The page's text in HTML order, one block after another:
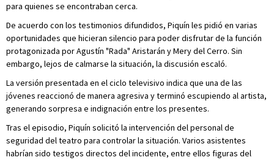
para quienes se encontraban cerca.
De acuerdo con los testimonios difundidos, Piquín les pidió en varias
oportunidades que hicieran silencio para poder disfrutar de la función
protagonizada por Agustín "Rada" Aristarán y Mery del Cerro. Sin
embargo, lejos de calmarse la situación, la discusión escaló.
La versión presentada en el ciclo televisivo indica que una de las
jóvenes reaccionó de manera agresiva y terminó escupiendo al artista,
generando sorpresa e indignación entre los presentes.
Tras el episodio, Piquín solicitó la intervención del personal de
seguridad del teatro para controlar la situación. Varios asistentes
habrían sido testigos directos del incidente, entre ellos figuras del